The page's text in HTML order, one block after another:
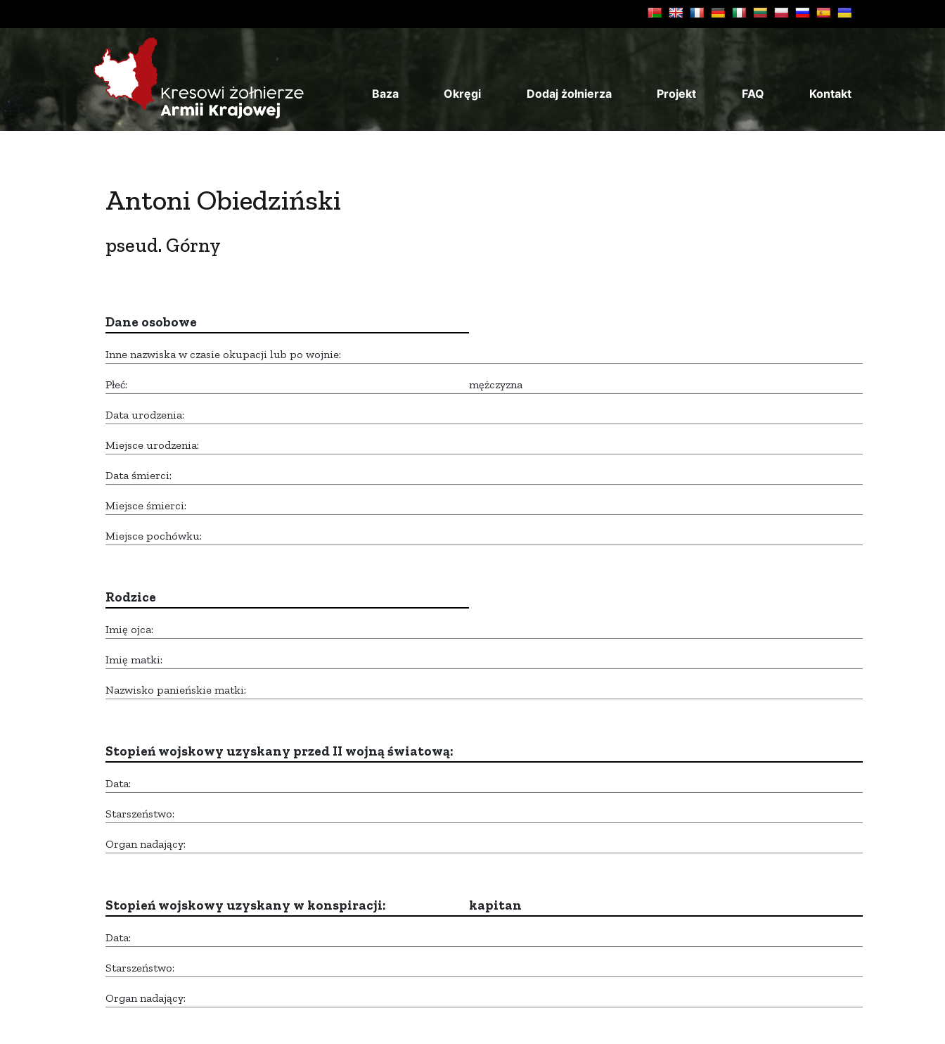
Baza Okręgi Dodaj żołnierza Projekt FAQ Kontakt
Antoni Obiedziński
pseud. Górny
Dane osobowe
Inne nazwiska w czasie okupacji lub po wojnie:
Płeć: mężczyzna
Data urodzenia:
Miejsce urodzenia:
Data śmierci:
Miejsce śmierci:
Miejsce pochówku:
Rodzice
Imię ojca:
Imię matki:
Nazwisko panieńskie matki:
Stopień wojskowy uzyskany przed II wojną światową:
Data:
Starszeństwo:
Organ nadający:
Stopień wojskowy uzyskany w konspiracji: kapitan
Data:
Starszeństwo:
Organ nadający: